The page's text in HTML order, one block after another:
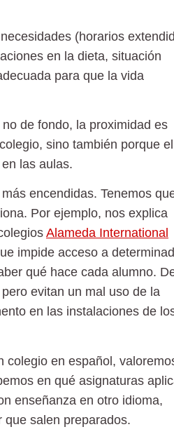
(horarios
en la dieta, situación
para que la vida
de fondo, la proximidad es
sino también porque el
las aulas.
encendidas. Tenemos
Por ejemplo, nos explica
Alameda International
impide acceso a
qué hace cada alumno.
evitan un mal uso de la
en las instalaciones de
colegio en español,
en qué asignaturas
enseñanza en otro idioma,
que salen preparados.